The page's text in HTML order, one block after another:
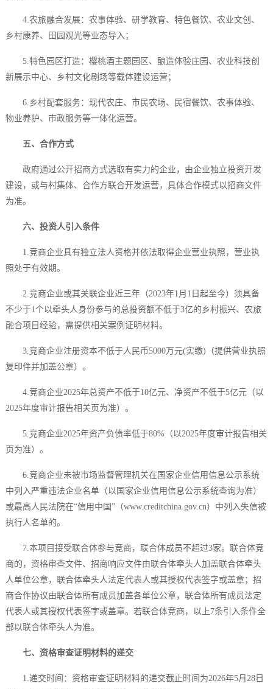
4.农旅融合发展：农事体验、研学教育、特色餐饮、农业文创、
乡村康养、田园观光等业态导入；
5.特色园区打造：樱桃酒主题园区、酿造体验庄园、农业科技创
新展示中心、乡村文化剧场等载体建设运营；
6.乡村配套服务：现代农庄、市民农场、民宿餐饮、农事体验、
物业养护、市政服务等一体化运营。
五、合作方式
政府通过公开招商方式选取有实力的企业，由企业独立投资开发
建设，或与村集体、合作方联合开发运营，具体合作模式以招商文件
为准。
六、投资人引入条件
1.竞商企业具有独立法人资格并依法取得企业营业执照，营业执
照处于有效期。
2.竞商企业或其关联企业近三年（2023年1月1日起至今）须具备
不少于1个以牵头人身份参与的总投资额不低于3亿的乡村振兴、农旅
融合项目经验，需提供相关案例证明材料。
3.竞商企业注册资本不低于人民币5000万元(实缴)（提供营业执照
复印件并加盖公章）。
4.竞商企业2025年总资产不低于10亿元、净资产不低于5亿元（以
2025年度审计报告相关页为准）。
5.竞商企业2025年资产负债率低于80%（以2025年度审计报告相关
页为准）。
6.竞商企业未被市场监督管理机关在国家企业信用信息公示系统
中列入严重违法企业名单（以国家企业信用信息公示系统查询为准）
或最高人民法院在“信用中国”（www.creditchina.gov.cn）中列入失信被
执行人名单的。
7.本项目接受联合体参与竞商，联合体成员不超过3家。联合体竞
商的，资格审查文件、招商响应文件由联合体牵头人加盖联合体牵头
人单位公章，联合体牵头人法定代表人或其授权代表签字或盖章；招
商合作协议由联合体所有成员加盖各单位公章，联合体所有成员法定
代表人或其授权代表签字或盖章。若联合体竞商，以上7条引入条件全
部以联合体牵头人为准。
七、资格审查证明材料的递交
1.递交时间：资格审查证明材料的递交截止时间为2026年5月28日